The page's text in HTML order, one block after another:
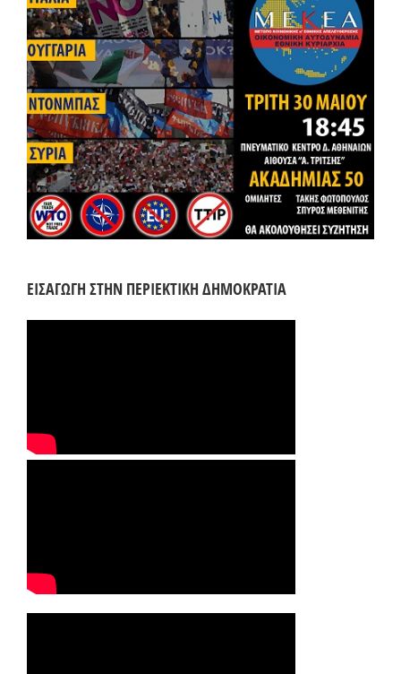
ΕΙΣΑΓΩΓΗ ΣΤΗΝ ΠΕΡΙΕΚΤΙΚΗ ΔΗΜΟΚΡΑΤΙΑ